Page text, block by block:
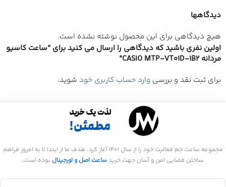
دیدگاهها
هیچ دیدگاهی برای این محصول نوشته نشده است.
اولین نفری باشید که دیدگاهی را ارسال می کنید برای “ساعت کاسیو
مردانه CASIO MTP-VT01D-1B2”
برای ثبت نقد و بررسی وارد حساب کاربری خود شوید.
مجموعه ساعت جَم فعالیت خود را از سال 1401 آغاز کرد. هدف ما از ابتدا تا به امروز فراهم
ساختن فضایی امن و آسان جهت خرید ساعت اصل و اورجینال بوده است.